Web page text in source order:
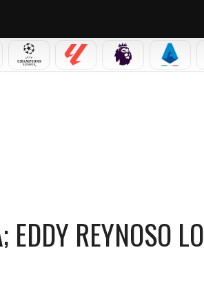
MX CHAMPIONS LEAGUE
LALIGA PREMIER LEAGUE
SERIE A
REYNOSO LO